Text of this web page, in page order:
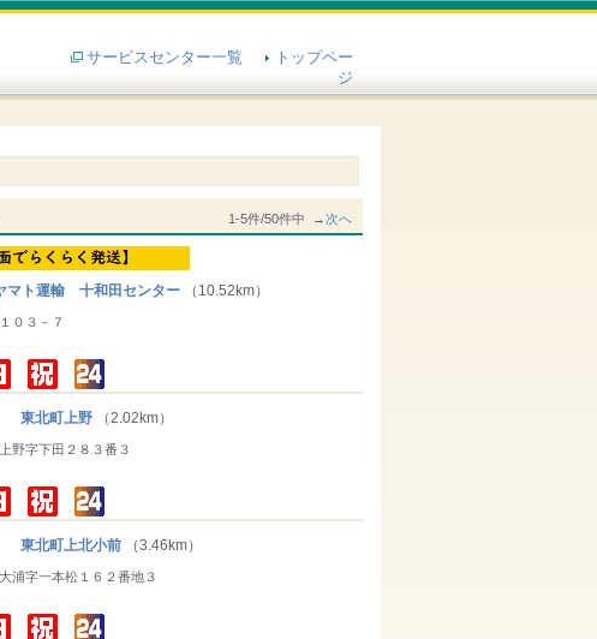
サービスセンター一覧
トップペー
ジ
1-5件/50件中 →次へ
ト運輸 十和田センター （10.52km）
０３－７
東北町上野 （2.02km）
野字下田２８３番３
北町上北小前 （3.46km）
浦字一本松１６２番地３